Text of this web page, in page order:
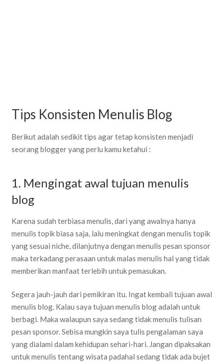
Tips Konsisten Menulis Blog
Berikut adalah sedikit tips agar tetap konsisten menjadi
seorang blogger yang perlu kamu ketahui :
1. Mengingat awal tujuan menulis
blog
Karena sudah terbiasa menulis, dari yang awalnya hanya
menulis topik biasa saja, lalu meningkat dengan menulis topik
yang sesuai niche, dilanjutnya dengan menulis pesan sponsor
maka terkadang perasaan untuk malas menulis hal yang tidak
memberikan manfaat terlebih untuk pemasukan.
Segera jauh-jauh dari pemikiran itu. Ingat kembali tujuan awal
menulis blog. Kalau saya tujuan menulis blog adalah untuk
berbagi. Maka walaupun saya sedang tidak menulis tulisan
pesan sponsor. Sebisa mungkin saya tulis pengalaman saya
yang dialami dalam kehidupan sehari-hari. Jangan dipaksakan
untuk menulis tentang wisata padahal sedang tidak ada bujet